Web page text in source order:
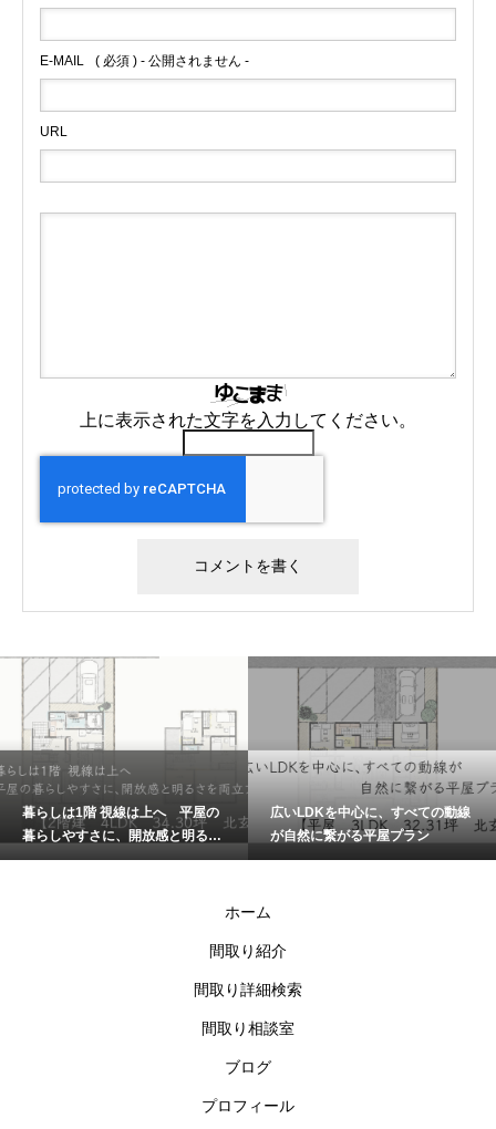
E-MAIL ( 必須 ) - 公開されません -
URL
上に表示された文字を入力してください。
暮らしは1階 視線は上へ 平屋の
暮らしやすさに、開放感と明るさ
を両立プラン
広いLDKを中心に、すべての動線
が自然に繋がる平屋プラン
ホーム
間取り紹介
間取り詳細検索
間取り相談室
ブログ
プロフィール